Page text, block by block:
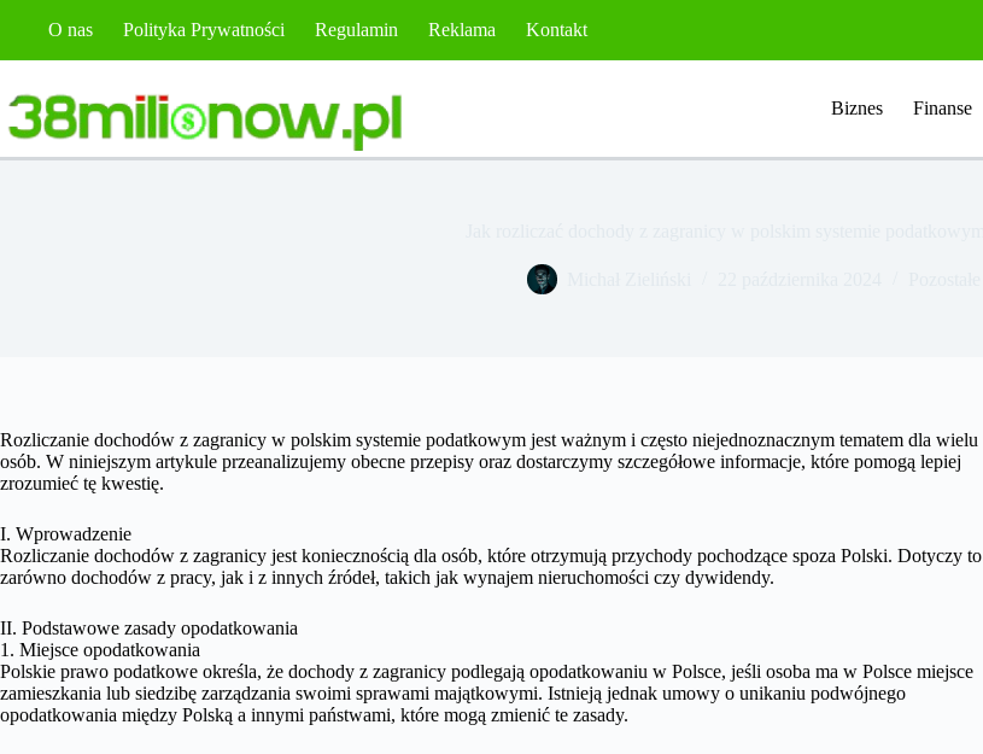
O nas Polityka Prywatności Regulamin Reklama Kontakt
Biznes Finanse
Rozliczanie dochodów z zagranicy w polskim systemie podatkowym jest ważnym i często niejednoznacznym tematem dla wielu
osób. W niniejszym artykule przeanalizujemy obecne przepisy oraz dostarczymy szczegółowe informacje, które pomogą lepiej
zrozumieć tę kwestię.
I. Wprowadzenie
Rozliczanie dochodów z zagranicy jest koniecznością dla osób, które otrzymują przychody pochodzące spoza Polski. Dotyczy to
zarówno dochodów z pracy, jak i z innych źródeł, takich jak wynajem nieruchomości czy dywidendy.
II. Podstawowe zasady opodatkowania
1. Miejsce opodatkowania
Polskie prawo podatkowe określa, że dochody z zagranicy podlegają opodatkowaniu w Polsce, jeśli osoba ma w Polsce miejsce
zamieszkania lub siedzibę zarządzania swoimi sprawami majątkowymi. Istnieją jednak umowy o unikaniu podwójnego
opodatkowania między Polską a innymi państwami, które mogą zmienić te zasady.